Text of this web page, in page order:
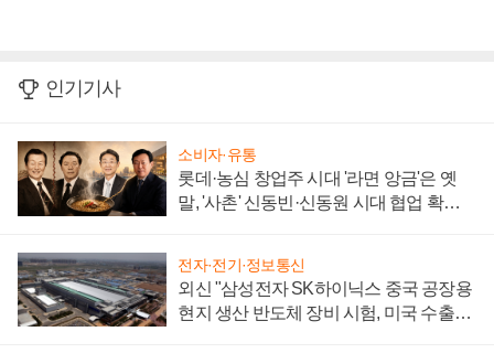
인기기사
소비자·유통
롯데·농심 창업주 시대 '라면 앙금'은 옛
말, '사촌' 신동빈·신동원 시대 협업 확대
전자·전기·정보통신
외신 "삼성전자 SK하이닉스 중국 공장용
현지 생산 반도체 장비 시험, 미국 수출통